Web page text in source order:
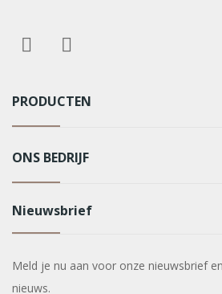
PRODUCTEN
ONS BEDRIJF
Nieuwsbrief
Meld je nu aan voor onze nieuwsbrief
nieuws.